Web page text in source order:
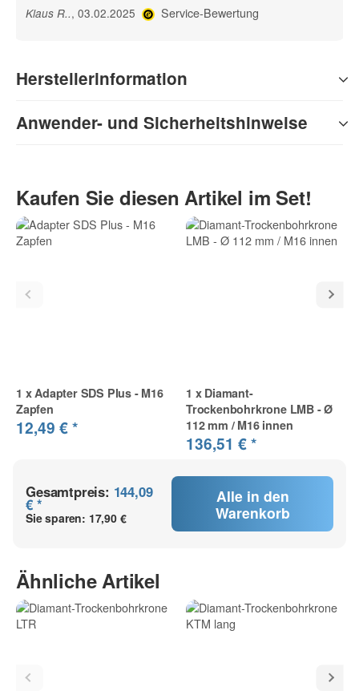
Klaus R.., 03.02.2025 Service-Bewertung
Herstellerinformation
Anwender- und Sicherheitshinweise
Kaufen Sie diesen Artikel im Set!
1 x Adapter SDS Plus - M16
Zapfen
12,49 €*
1 x Diamant-
Trockenbohrkrone LMB - Ø
112 mm / M16 innen
136,51 €*
Gesamtpreis: 144,09
€ *
Sie sparen: 17,90 €
Alle in den
Warenkorb
Ähnliche Artikel